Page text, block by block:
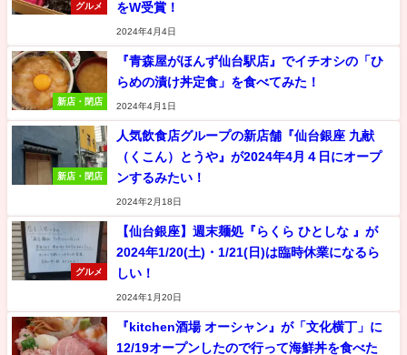
グルメ
をW受賞！
2024年4月4日
新店・閉店
『青森屋がほんず仙台駅店』でイチオシの「ひ
らめの漬け丼定食」を食べてみた！
2024年4月1日
新店・閉店
人気飲食店グループの新店舗『仙台銀座 九献
（くこん）とうや』が2024年4月４日にオープ
ンするみたい！
2024年2月18日
グルメ
【仙台銀座】週末麺処『らくら ひとしな 』が
2024年1/20(土)・1/21(日)は臨時休業になるら
しい！
2024年1月20日
『kitchen酒場 オーシャン』が「文化横丁」に
12/19オープンしたので行って海鮮丼を食べた